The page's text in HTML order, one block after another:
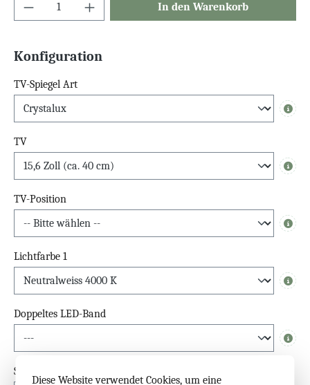
In den Warenkorb
Konfiguration
TV-Spiegel Art
Info
TV
Info
TV-Position
Info
Lichtfarbe 1
Info
Doppeltes LED-Band
Info
Schalter
Diese Website verwendet Cookies, um eine